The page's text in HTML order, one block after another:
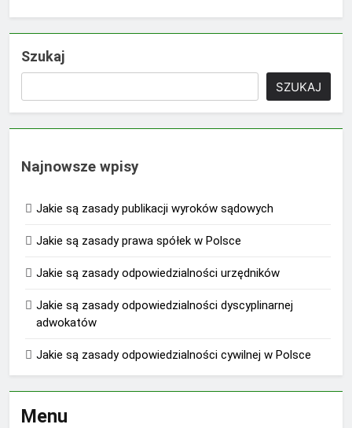
Szukaj
SZUKAJ
Najnowsze wpisy
Jakie są zasady publikacji wyroków sądowych
Jakie są zasady prawa spółek w Polsce
Jakie są zasady odpowiedzialności urzędników
Jakie są zasady odpowiedzialności dyscyplinarnej
adwokatów
Jakie są zasady odpowiedzialności cywilnej w Polsce
Menu